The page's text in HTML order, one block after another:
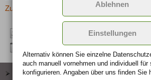
Zur Übersicht: -> Schlagzeilen
Reifen im Winter: Was gilt als
Ablehnen
Einstellungen
Alternativ können Sie einzelne
auch manuell vor­nehmen und indivi­duell für
konfigurieren. Angaben über uns finden Sie